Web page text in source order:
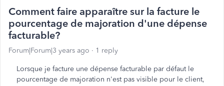
Comment faire apparaître sur la facture le
pourcentage de majoration d'une dépense
facturable?
Forum|Forum|3 years ago 1 reply
Lorsque je facture une dépense facturable par défaut le
pourcentage de majoration n'est pas visible pour le client,